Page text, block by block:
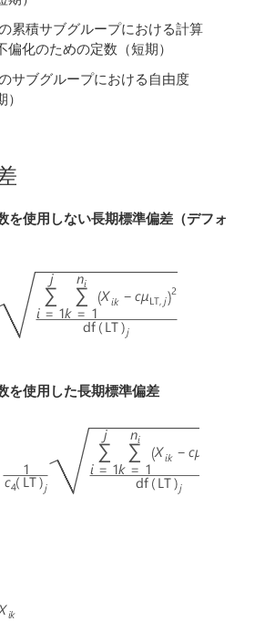
累積サブグループにおける計算
偏化のための定数（短期）
サブグループにおける自由度
）
を使用しない長期標準偏差（デフォ
を使用した長期標準偏差